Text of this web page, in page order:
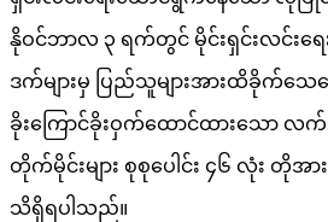
နိုဝင်ဘာလ ၃ ရက်တွင် မိုင်းရှင်းလင်းရေ
ဒက်များမှ ပြည်သူများအားထိခိုက်သေ
ခိုးကြောင်ခိုးဝှက်ထောင်ထားသော လက်လု
တိုက်မိုင်းများ စုစုပေါင်း ၄၆ လုံး တိုအာ
သိရှိရပါသည်။